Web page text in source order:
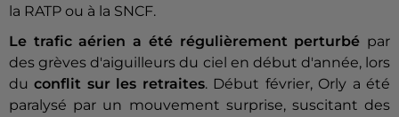
la RATP ou à la SNCF.
Le trafic aérien a été régulièrement perturbé par
des grèves d'aiguilleurs du ciel en début d'année, lors
duconflit sur les retraites. Début février, Orly a été
paralysé par un mouvement surprise, suscitant des